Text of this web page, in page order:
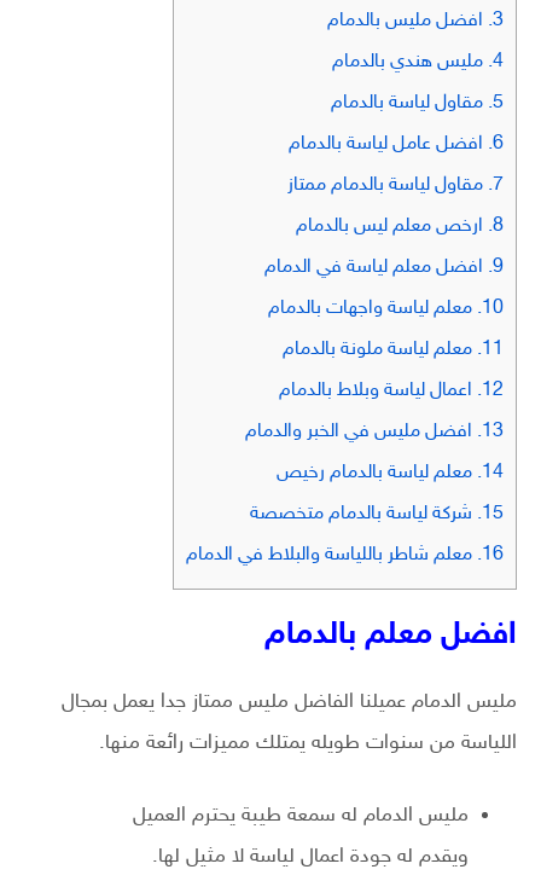
3. افضل مليس بالدمام
4. مليس هندي بالدمام
5. مقاول لياسة بالدمام
6. افضل عامل لياسة بالدمام
7. مقاول لياسة بالدمام ممتاز
8. ارخص معلم ليس بالدمام
9. افضل معلم لياسة في الدمام
10. معلم لياسة واجهات بالدمام
11. معلم لياسة ملونة بالدمام
12. اعمال لياسة وبلاط بالدمام
13. افضل مليس في الخبر والدمام
14. معلم لياسة بالدمام رخيص
15. شركة لياسة بالدمام متخصصة
16. معلم شاطر باللياسة والبلاط في الدمام
افضل معلم بالدمام
مليس الدمام عميلنا الفاضل مليس ممتاز جدا يعمل بمجال
اللياسة من سنوات طويله يمتلك مميزات رائعة منها.
مليس الدمام له سمعة طيبة يحترم العميل
ويقدم له جودة اعمال لياسة لا مثيل لها.